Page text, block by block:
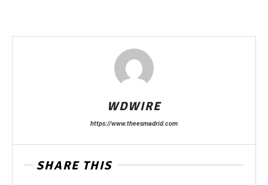
WDWIRE
https://www.theesmadrid.com
SHARE THIS